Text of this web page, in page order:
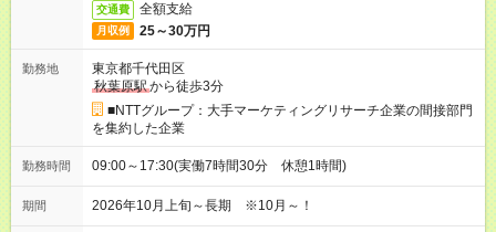
交通費 全額支給
月収例 25～30万円
勤務地
東京都千代田区
秋葉原駅から徒歩3分
■NTTグループ：大手マーケティングリサーチ企業の間接部門
を集約した企業
勤務時間 09:00～17:30(実働7時間30分 休憩1時間)
期間 2026年10月上旬～長期 ※10月～！